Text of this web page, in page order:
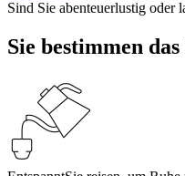
Sind Sie abenteuerlustig oder
Sie bestimmen